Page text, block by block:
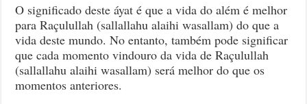
O significado deste áyat é que a vida do além é melhor
para Raçulullah (sallallahu alaihi wasallam) do que a
vida deste mundo. No entanto, também pode significar
que cada momento vindouro da vida de Raçulullah
(sallallahu alaihi wasallam) será melhor do que os
momentos anteriores.